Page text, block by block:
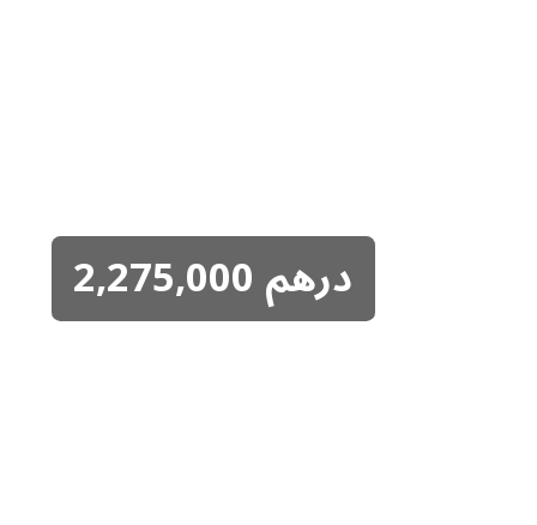
درهم2,275,000